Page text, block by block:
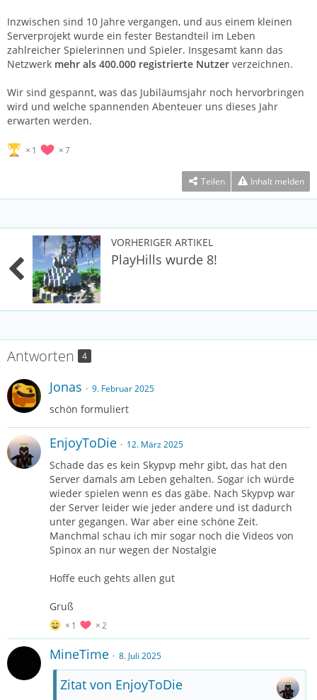
Inzwischen sind 10 Jahre vergangen, und aus einem kleinen
Serverprojekt wurde ein fester Bestandteil im Leben
zahlreicher Spielerinnen und Spieler. Insgesamt kann das
Netzwerk mehr als 400.000 registrierte Nutzer verzeichnen.
Wir sind gespannt, was das Jubiläumsjahr noch hervorbringen
wird und welche spannenden Abenteuer uns dieses Jahr
erwarten werden.
1 7
Teilen Inhalt melden
VORHERIGER ARTIKEL
PlayHills wurde 8!
Antworten 4
Jonas 9. Februar 2025
schön formuliert
EnjoyToDie 12. März 2025
Schade das es kein Skypvp mehr gibt, das hat den
Server damals am Leben gehalten. Sogar ich würde
wieder spielen wenn es das gäbe. Nach Skypvp war
der Server leider wie jeder andere und ist dadurch
unter gegangen. War aber eine schöne Zeit.
Manchmal schau ich mir sogar noch die Videos von
Spinox an nur wegen der Nostalgie
Hoffe euch gehts allen gut
Gruß
1 2
MineTime 8. Juli 2025
Zitat von EnjoyToDie